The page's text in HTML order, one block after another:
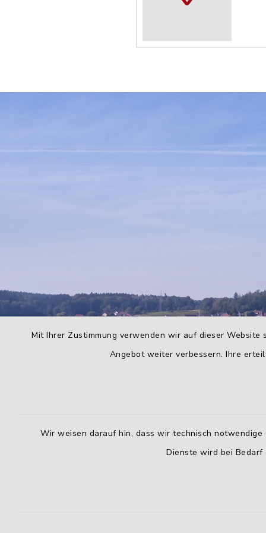
Mit Ihrer Zustimmung verwenden wir auf dieser
Angebot weiter verbessern. Ihre
Wir weisen darauf hin, dass wir technisch
Dienste wird bei